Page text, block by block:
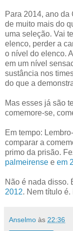
Para 2014, ano
de muito mais do
uma seleção. Vai
elenco, perder a
o nível do elenco.
em um nível
sustância nos
do que a
Mas esses já são
comemore-se,
Em tempo:
comparar a
primo da prisão.
palmeirense e em
Não é nada disso.
2012. Nem título é.
Anselmo às 22:36